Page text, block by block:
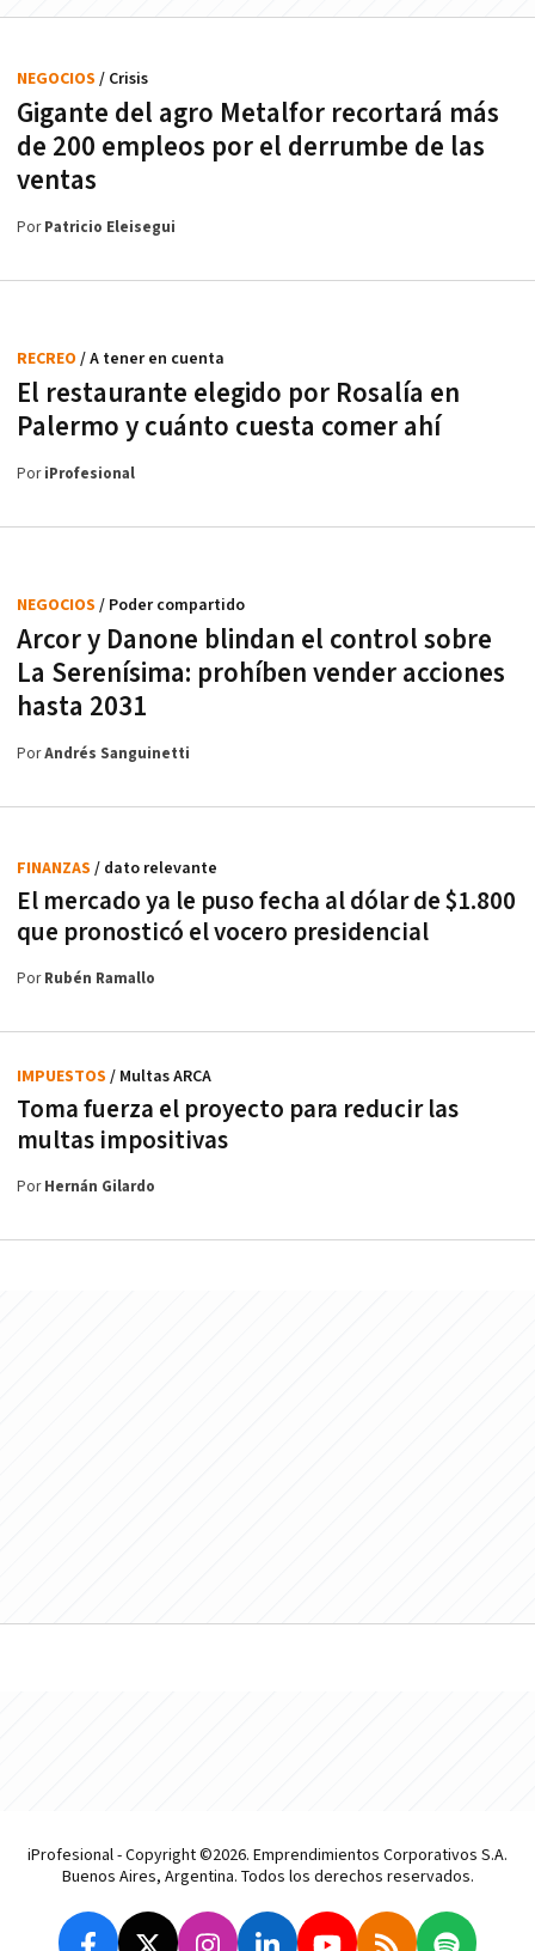
Gigante del agro Metalfor recortará más
de 200 empleos por el derrumbe de las
ventas
NEGOCIOS / Crisis
PorPatricio Eleisegui
El restaurante elegido por Rosalía en
Palermo y cuánto cuesta comer ahí
RECREO / A tener en cuenta
PoriProfesional
Arcor y Danone blindan el control sobre
La Serenísima: prohíben vender acciones
hasta 2031
NEGOCIOS / Poder compartido
PorAndrés Sanguinetti
El mercado ya le puso fecha al dólar de $1.800
que pronosticó el vocero presidencial
FINANZAS / dato relevante
PorRubén Ramallo
Toma fuerza el proyecto para reducir las
multas impositivas
IMPUESTOS / Multas ARCA
PorHernán Gilardo
iProfesional - Copyright ©2026. Emprendimientos Corporativos S.A.
Buenos Aires, Argentina. Todos los derechos reservados.